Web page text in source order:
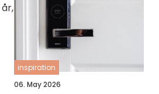
inspiration
06. May 2026